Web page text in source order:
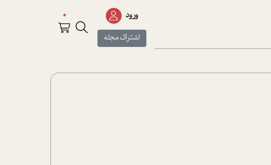
ورود
اشتراک مجله
0